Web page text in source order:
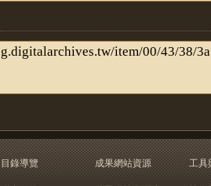
目錄導覽
成果網站資源
工具